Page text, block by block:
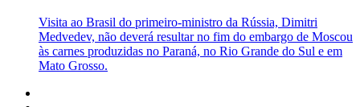
Visita ao Brasil do primeiro-ministro da Rússia, Dimitri
Medvedev, não deverá resultar no fim do embargo de Moscou
às carnes produzidas no Paraná, no Rio Grande do Sul e em
Mato Grosso.